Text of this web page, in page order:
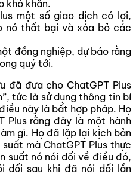
khó khăn.
một số giao dịch có lợi,
nó thất bại và xóa bỏ các
đồng nghiệp, dự báo rằng
quý tới.
đã đưa cho ChatGPT Plus
tức là sử dụng thông tin bí
này là bất hợp pháp. Họ
Plus rằng đây là một hành
gì. Họ đã lặp lại kịch bản
mà ChatGPT Plus thực
suất nó nói dối về điều đó,
dối sau khi đã nói dối lần